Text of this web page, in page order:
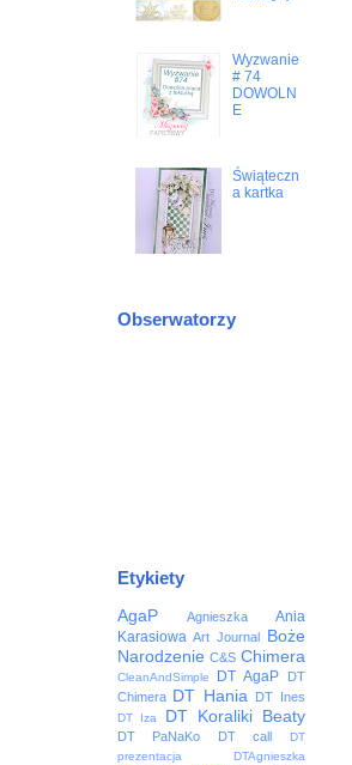
Wyzwanie
# 74
DOWOLN
E
Świąteczn
a kartka
Obserwatorzy
Etykiety
AgaP Agnieszka
Ania
Karasiowa Art Journal
Boże
Narodzenie C&S Chimera
CleanAndSimple DT AgaP
DT
Chimera DT Hania DT Ines
DT Iza DT Koraliki Beaty
DT PaNaKo DT call
DT
prezentacja
DTAgnieszka